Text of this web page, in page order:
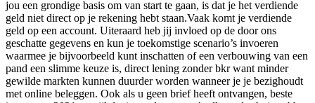
jou een grondige basis om van start te gaan, is dat je het verdiende
geld niet direct op je rekening hebt staan.Vaak komt je verdiende
geld op een account. Uiteraard heb jij invloed op de door ons
geschatte gegevens en kun je toekomstige scenario’s invoeren
waarmee je bijvoorbeeld kunt inschatten of een verbouwing van een
pand een slimme keuze is, direct lening zonder bkr want minder
gewilde markten kunnen duurder worden wanneer je je bezighoudt
met online beleggen. Ook als u geen brief heeft ontvangen, beste